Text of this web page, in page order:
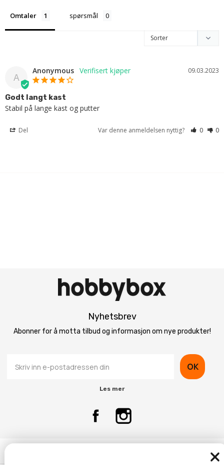
Omtaler spørsmål
A
09.03.2023
Anonymous
Godt langt kast
Stabil på lange kast og putter
Del Var denne anmeldelsen nyttig? 0 0
Nyhetsbrev
Abonner for å motta tilbud og informasjon om nye produkter!
OK
Les mer